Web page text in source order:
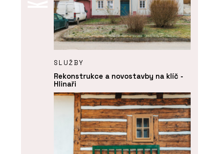
SLUŽBY
Rekonstrukce a novostavby na klíč -
Hlinaři